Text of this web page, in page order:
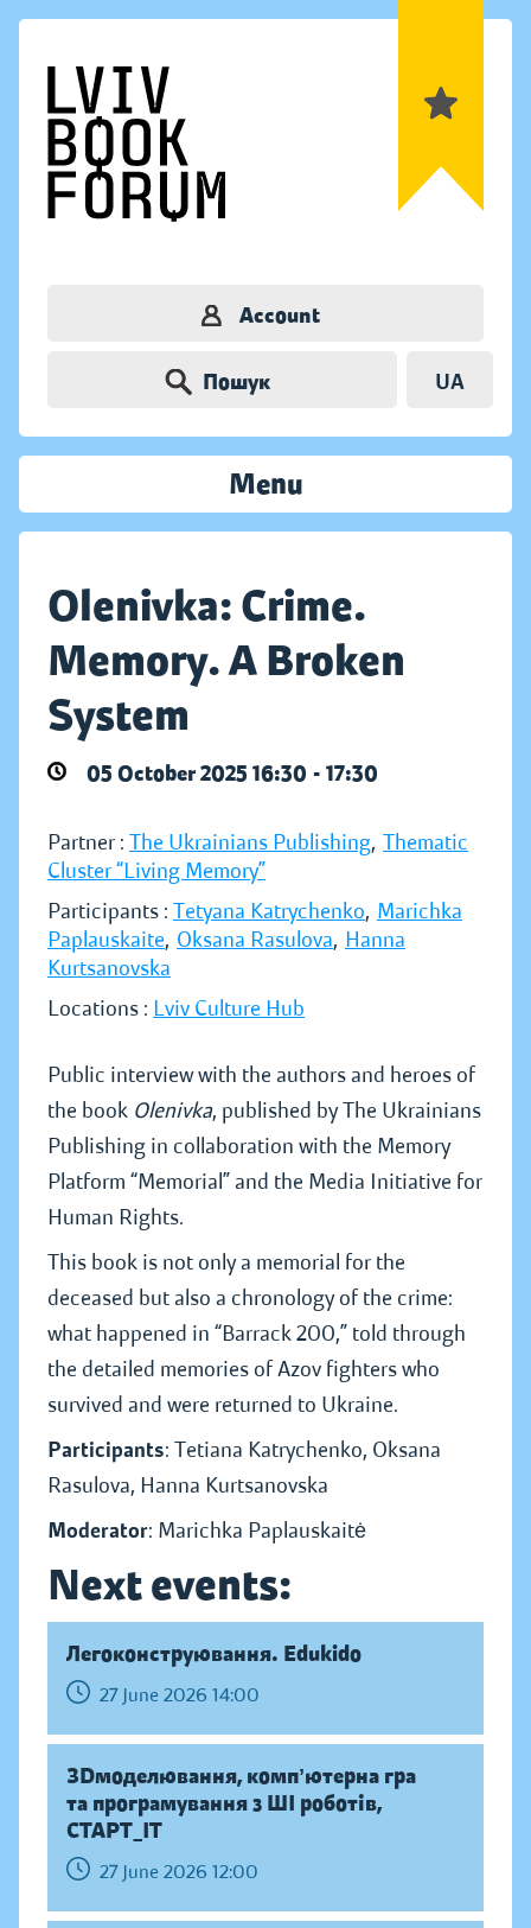
Account
Пошук UA
Menu
Olenivka: Crime.
Memory. A Broken
System
05 October 2025 16:30 - 17:30
Partner : The Ukrainians Publishing, Thematic
Cluster “Living Memory”
Participants : Tetyana Katrychenko, Marichka
Paplauskaite, Oksana Rasulova, Hanna
Kurtsanovska
Locations : Lviv Culture Hub
Public interview with the authors and heroes of
the book Olenivka, published by The Ukrainians
Publishing in collaboration with the Memory
Platform “Memorial” and the Media Initiative for
Human Rights.
This book is not only a memorial for the
deceased but also a chronology of the crime:
what happened in “Barrack 200,” told through
the detailed memories of Azov fighters who
survived and were returned to Ukraine.
Participants: Tetiana Katrychenko, Oksana
Rasulova, Hanna Kurtsanovska
Moderator: Marichka Paplauskaitė
Next events:
Легоконструювання. Edukido
27 June 2026 14:00
ЗDмоделювання, компʼютерна гра
та програмування з ШІ роботів,
СТАРТ_ІТ
27 June 2026 12:00